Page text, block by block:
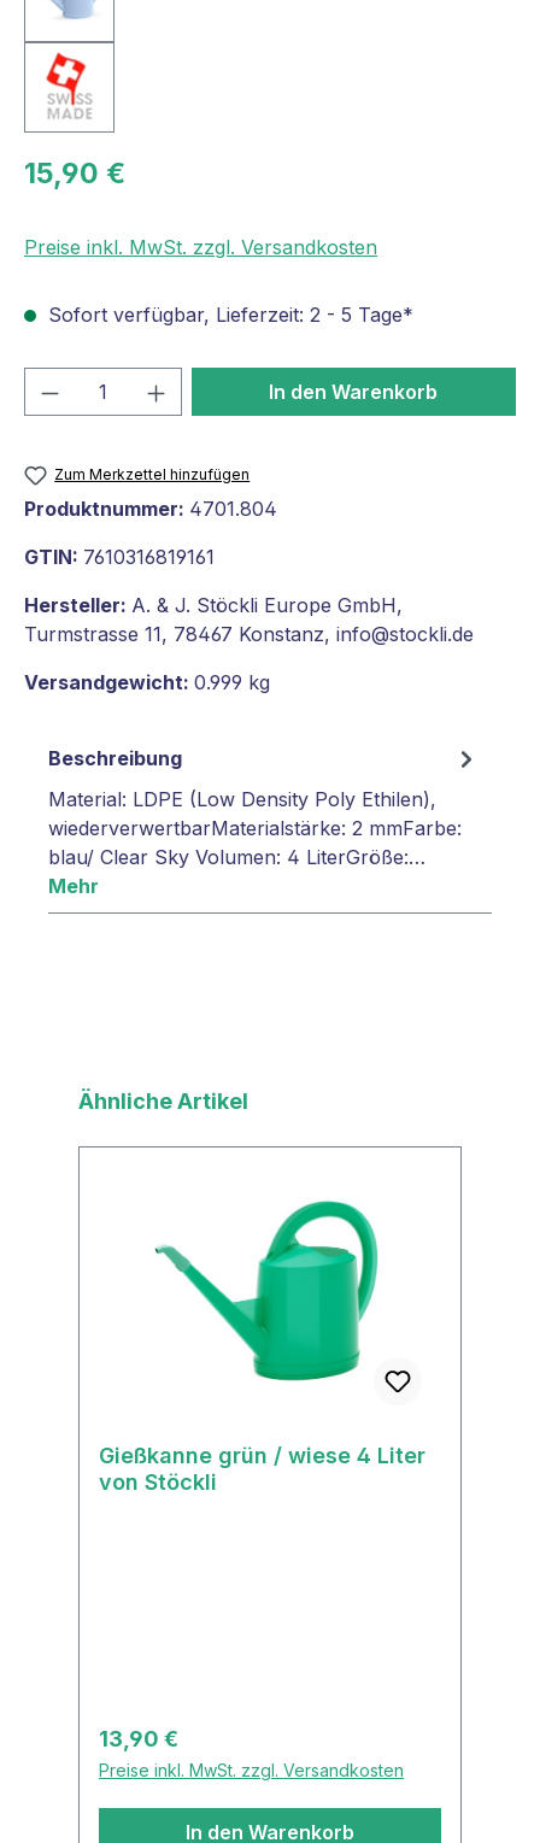
15,90 €
Preise inkl. MwSt. zzgl. Versandkosten
Sofort verfügbar, Lieferzeit: 2 - 5 Tage*
Produkt Anzahl: Gib denIn den Warenkorb
Zum Merkzettel hinzufügen
Produktnummer: 4701.804
GTIN: 7610316819161
Hersteller: A. & J. Stöckli Europe GmbH,
Turmstrasse 11, 78467 Konstanz, info@stockli.de
Versandgewicht: 0.999 kg
Beschreibung
Material: LDPE (Low Density Poly Ethilen),
wiederverwertbarMaterialstärke: 2 mmFarbe:
blau/ Clear Sky Volumen: 4 LiterGröße:…
Mehr
Produktgalerie überspringen
Ähnliche Artikel
Gießkanne grün / wiese 4 Liter
von Stöckli
Regulärer Preis:
13,90 €
Preise inkl. MwSt. zzgl. Versandkosten
In den Warenkorb